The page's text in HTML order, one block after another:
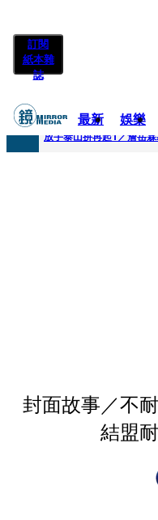
訂閱
紙本雜
誌
最新 娛樂
快訊
封面故事／不
結盟